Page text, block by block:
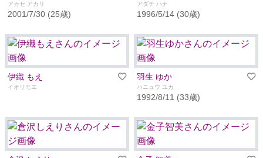
アカセ アカリ
2001/7/30 (25歳)
アダチ ハナ
1996/5/14 (30歳)
伊織 もえ
イオリモエ
羽生 ゆか
ハニュウ ユカ
1992/8/11 (33歳)